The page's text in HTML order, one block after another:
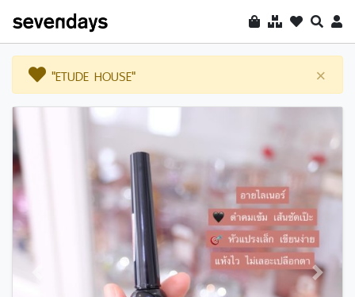
"ETUDE HOUSE" ×
Next